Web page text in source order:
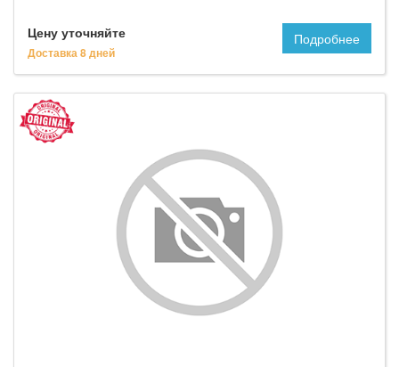
Цену уточняйте
Доставка 8 дней
Подробнее